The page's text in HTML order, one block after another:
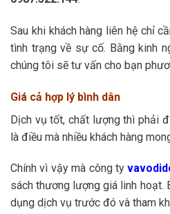
Sau khi khách hàng liên hệ chỉ
tình trạng về sự cố. Bằng kinh
chúng tôi sẽ tư vấn cho bạn
Giá cả hợp lý bình dân
Dịch vụ tốt, chất lượng thì phải
là điều mà nhiều khách hàng
Chính vì vậy mà công ty
sách thương lượng giá linh hoạt.
dụng dịch vụ trước đó và tham